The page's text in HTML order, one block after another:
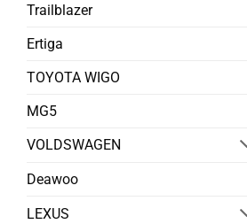
Trailblazer
Ertiga
TOYOTA WIGO
MG5
VOLDSWAGEN
Deawoo
LEXUS